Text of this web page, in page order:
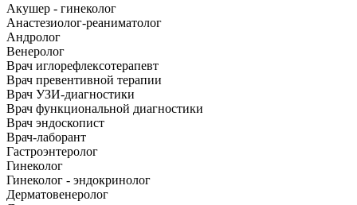
Акушер - гинеколог
Анастезиолог-реаниматолог
Андролог
Венеролог
Врач иглорефлексотерапевт
Врач превентивной терапии
Врач УЗИ-диагностики
Врач функциональной диагностики
Врач эндоскопист
Врач-лаборант
Гастроэнтеролог
Гинеколог
Гинеколог - эндокринолог
Дерматовенеролог